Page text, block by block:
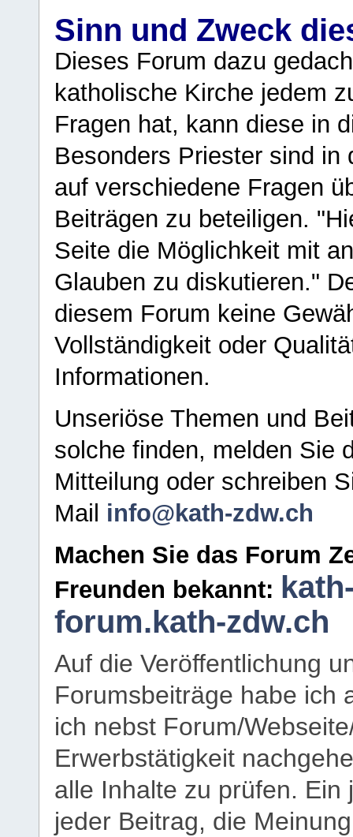
Sinn und Zweck
Dieses Forum dazu
katholische Kirche jedem
Fragen hat, kann diese in
Besonders Priester sind in
auf verschiedene Fragen
Beiträgen zu beteiligen.
Seite die Möglichkeit mit
Glauben zu diskutieren."
diesem Forum keine
Vollständigkeit oder
Informationen.
Unseriöse Themen und
solche finden, melden Sie
Mitteilung oder schreiben
Mail info@kath-zdw.ch
Machen Sie das Forum
Freunden bekannt:
forum.kath-zdw.ch
Auf die Veröffentlichung
Forumsbeiträge habe ich
ich nebst Forum/
Erwerbstätigkeit
alle Inhalte zu prüfen.
jeder Beitrag, die